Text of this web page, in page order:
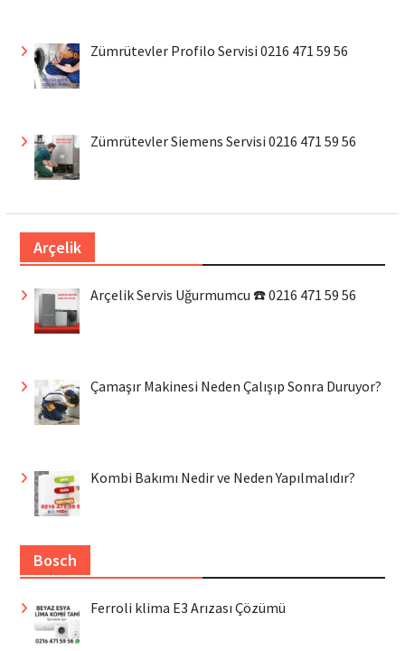
Zümrütevler Profilo Servisi 0216 471 59 56
Zümrütevler Siemens Servisi 0216 471 59 56
Arçelik
Arçelik Servis Uğurmumcu ☎️ 0216 471 59 56
Çamaşır Makinesi Neden Çalışıp Sonra Duruyor?
Kombi Bakımı Nedir ve Neden Yapılmalıdır?
Bosch
Ferroli klima E3 Arızası Çözümü